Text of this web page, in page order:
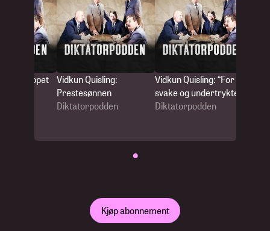
•
Kuppet
Vidkun Quisling:
Prestesønnen
Diktatorpodden
Vidkun Quisling: “For de
svake og undertrykte”
Diktatorpodden
Kjøp abonnement